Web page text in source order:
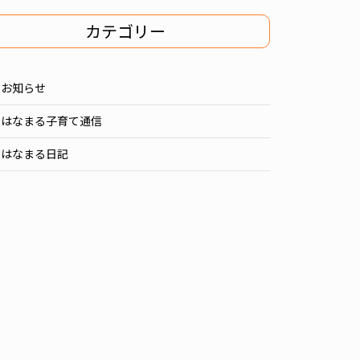
カテゴリー
お知らせ
はなまる子育て通信
はなまる日記